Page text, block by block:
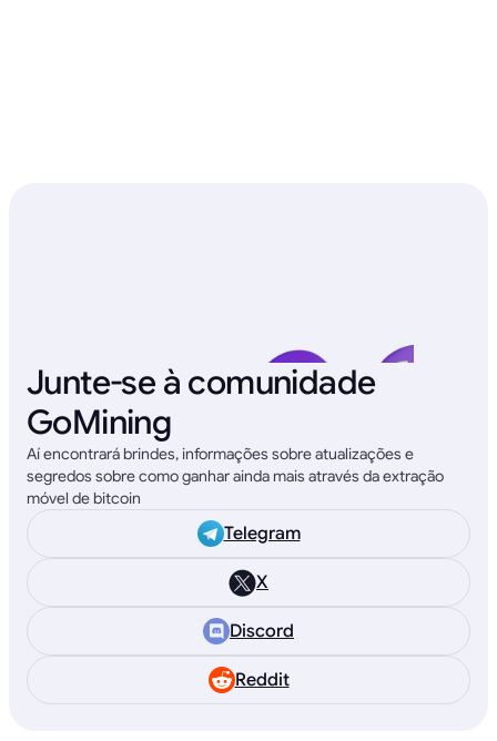
Junte-se à comunidade
GoMining
Aí encontrará brindes, informações sobre atualizações e
segredos sobre como ganhar ainda mais através da extração
móvel de bitcoin
Telegram
X
Discord
Reddit